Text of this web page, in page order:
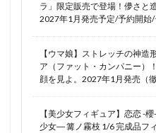
ラ」限定販売で登場！儚さと
2027年1月発売予定/予約開始
【ウマ娘】ストレッチの神
ア（ファット・カンパニー）
顔を見よ。2027年1月発売（
【美少女フィギュア】恋恋 -
少女― 篝ノ霧枝 1/6 完成品フ